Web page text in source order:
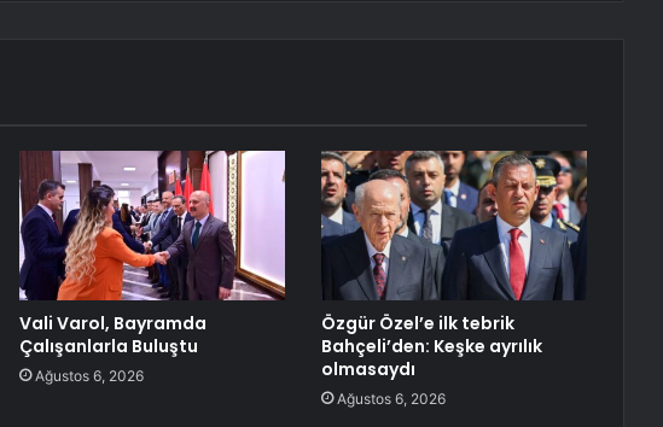
Vali Varol, Bayramda
Çalışanlarla Buluştu
Ağustos 6, 2026
Özgür Özel’e ilk tebrik
Bahçeli’den: Keşke ayrılık
olmasaydı
Ağustos 6, 2026